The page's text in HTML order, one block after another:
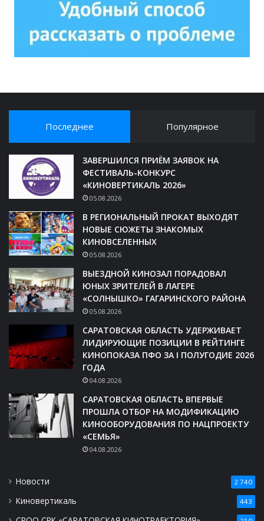
Последнее Популярное
ЗАВЕРШИЛСЯ ПРИЁМ ЗАЯВОК НА
ФЕСТИВАЛЬ-КОНКУРС
«КИНОВЕРТИКАЛЬ 2026»
05.08.2026
В РЕГИОНАЛЬНЫЙ ПРОКАТ ВЫХОДЯТ
НОВЫЕ СЮЖЕТЫ ЗНАКОМЫХ
КИНОВСЕЛЕННЫХ
05.08.2026
ВЫЕЗДНОЙ КИНОЗАЛ ПОРАДОВАЛ
ЮНЫХ ЗРИТЕЛЕЙ В ЛАГЕРЕ
«СОЛНЫШКО» ГАГАРИНСКОГО РАЙОНА
05.08.2026
САРАТОВСКАЯ ОБЛАСТЬ УДЕРЖИВАЕТ
ЛИДИРУЮЩИЕ ПОЗИЦИИ В РЕЙТИНГЕ
КИНОПОКАЗА ПФО ЗА I ПОЛУГОДИЕ 2026
ГОДА
04.08.2026
САРАТОВСКАЯ ОБЛАСТЬ ВПЕРВЫЕ
ПРОШЛА ОТБОР НА МОДИФИКАЦИЮ
КИНООБОРУДОВАНИЯ ПО НАЦПРОЕКТУ
«СЕМЬЯ»
04.08.2026
Новости 2 740
Киновертикаль 443